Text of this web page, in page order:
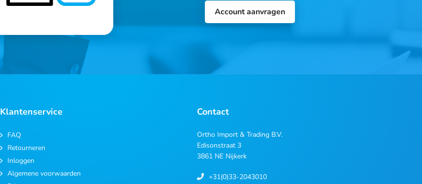
Account aanvragen
Klantenservice
FAQ
Retourneren
Inloggen
Algemene voorwaarden
Contact
Ortho Import & Trading B.V.
Edisonstraat 3
3861 NE Nijkerk
+31(0)33-2043010